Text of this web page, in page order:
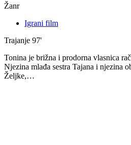
Žanr
Igrani film
Trajanje 97'
Tonina je brižna i prodorna vlasnica
Njezina mlađa sestra Tajana i njezina
Željke,…